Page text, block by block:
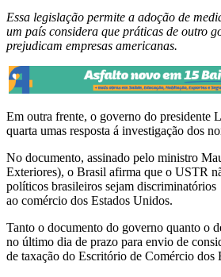
Essa legislação permite a adoção de
um país considera que práticas de outro
prejudicam empresas americanas.
Em outra frente, o governo do presidente
quarta umas resposta á investigação dos
No documento, assinado pelo ministro
Exteriores), o Brasil afirma que o USTR
políticos brasileiros sejam
ao comércio dos Estados Unidos.
Tanto o documento do governo quanto o
no último dia de prazo para envio de
de taxação do Escritório de Comércio dos